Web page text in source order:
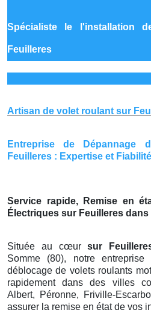
Spécialiste le l'installation
Feuilleres
Artisan de volet roulant sur
Entreprise de Dépannage
Feuilleres : Expertise et Fiabilité
Service rapide, Remise en
Électriques sur Feuilleres dans
Située au cœursur
Somme (80), notre
déblocage de volets roulants
rapidement dans des villes
Albert, Péronne, Friville-
assurer la remise en état de vos